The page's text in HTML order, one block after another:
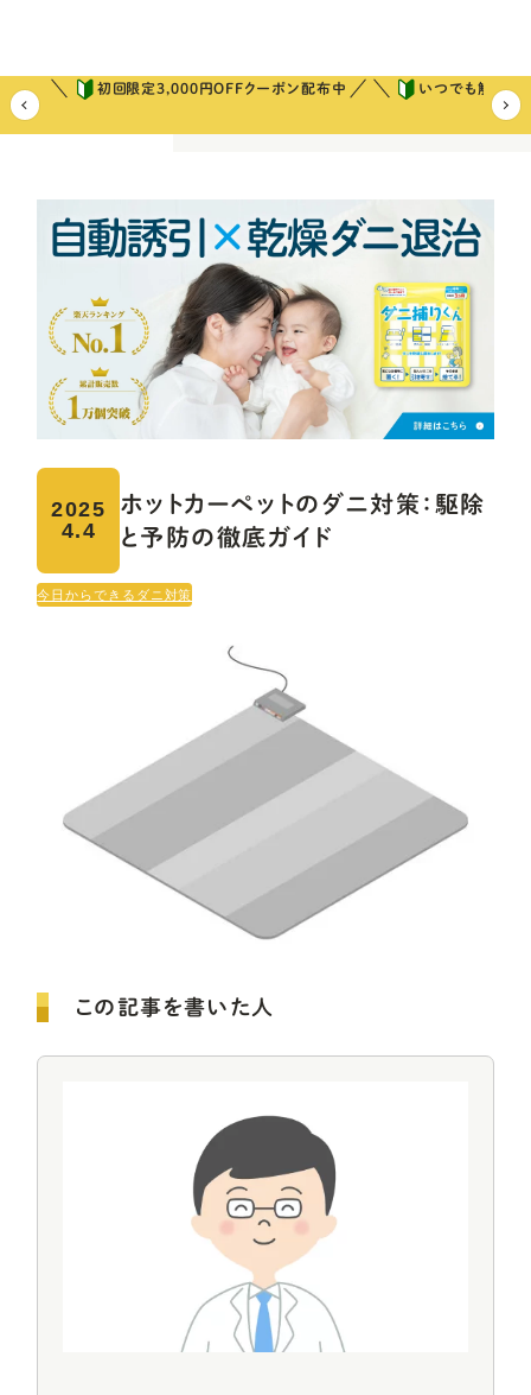
初回限定3,000円OFFクーポン配布中
いつでも解約可
ホーム
ホットカーペ
2025
4.4
ホットカーペットのダニ対策：駆除
と予防の徹底ガイド
今日からできるダニ対策
この記事を書いた人